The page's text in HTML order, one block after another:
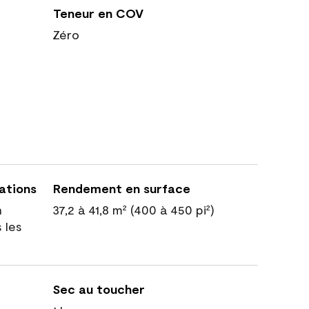
Teneur en COV
Zéro
les
Rendement en surface
37,2 à 41,8 m² (400 à 450 pi²)
Sec au toucher